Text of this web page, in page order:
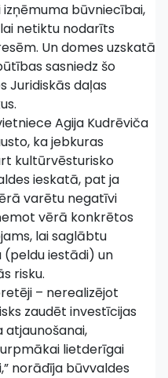
būvniecībai,
netiktu nodarīts
Un domes uzskatā
sasniedz šo
Juridiskās daļas
Agija Kudrēviča
ka jebkuras
kultūrvēsturisko
ieskatā, pat ja
varētu negatīvi
vērā konkrētos
lai saglābtu
iestādi) un
risku.
– nerealizējot
zaudēt investīcijas
lietderīgai
norādīja būvvaldes